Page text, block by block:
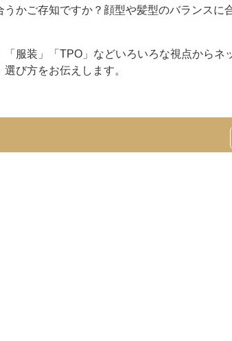
かご存知ですか？顔型や髪型のバランスに
服装」「TPO」などいろいろな視点からネ
び方をお伝えします。